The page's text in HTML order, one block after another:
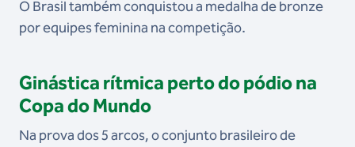
O Brasil também conquistou a medalha de bronze
por equipes feminina na competição.
Ginástica rítmica perto do pódio na
Copa do Mundo
Na prova dos 5 arcos, o conjunto brasileiro de